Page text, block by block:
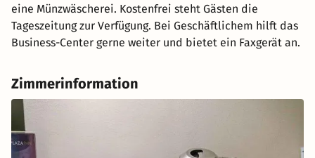
eine Münzwäscherei. Kostenfrei steht Gästen die
Tageszeitung zur Verfügung. Bei Geschäftlichem hilft das
Business-Center gerne weiter und bietet ein Faxgerät an.
Zimmerinformation